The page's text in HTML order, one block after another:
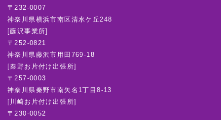
〒232-0007
神奈川県横浜市南区清水ケ丘248
[藤沢事業所]
〒252-0821
神奈川県藤沢市用田769-18
[秦野お片付け出張所]
〒257-0003
神奈川県秦野市南矢名1丁目8-13
[川崎お片付け出張所]
〒230-0052